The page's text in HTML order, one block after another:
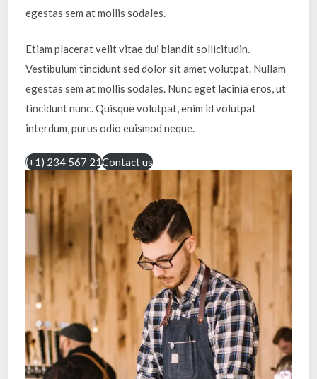
egestas sem at mollis sodales.
Etiam placerat velit vitae dui blandit sollicitudin.
Vestibulum tincidunt sed dolor sit amet volutpat. Nullam
egestas sem at mollis sodales. Nunc eget lacinia eros, ut
tincidunt nunc. Quisque volutpat, enim id volutpat
interdum, purus odio euismod neque.
(+1) 234 567 21Contact us